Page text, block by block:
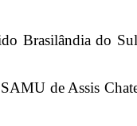
Brasilândia do
de Assis